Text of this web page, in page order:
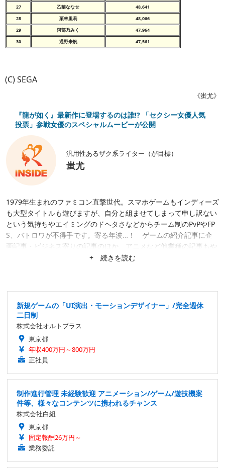
27 乙葉ななせ
48,641
28
栗林里莉
48,066
29
阿部乃みく
47,964
30
通野未帆 47,561
(C) SEGA
《蚩尤》
『龍が如く』最新作に登場するのは誰!? 「セクシー女優人気
投票」参戦女優のスペシャルムービーが公開
汎用性あるザク系ライター（が目標）
蚩尤
1979年生まれのファミコン直撃世代。スマホゲームもインディーズ
も大型タイトルも遊びますが、自分と組ませてしまって申し訳ない
という気持ちやエイミングのドヘタさなどからチーム制のPvPやFP
S、バトロワが不得手です。寄る年波…！ ゲームの紹介記事に企
画記事・ビジネス寄りの記事のほか、アニメなど他業種の記事もや
れそうだと判断した案件はなんでも請けています。任天堂『ガール
+ 続きを読む
新規ゲームの「UI演出・モーションデザイナー」/完全週休
二日制
株式会社オルトプラス
東京都
年収400万円～800万円
正社員
制作進行管理 未経験歓迎 アニメーション/ゲーム/遊技機案
件等、様々なコンテンツに携われるチャンス
株式会社白組
東京都
固定報酬26万円～
業務委託